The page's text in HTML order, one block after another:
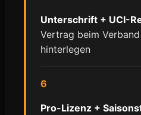
Unterschrift + UCI-
Vertrag beim
hinterlegen
6
Pro-Lizenz +